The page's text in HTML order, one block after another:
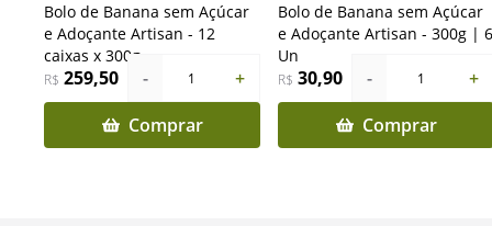
Bolo de Banana sem Açúcar
e Adoçante Artisan - 12
caixas x 300g
R$ 259,50 - 1
+
Comprar
Bolo de Banana sem Açúcar
e Adoçante Artisan - 300g | 6
Un
R$ 30,90 - 1
+
Comprar